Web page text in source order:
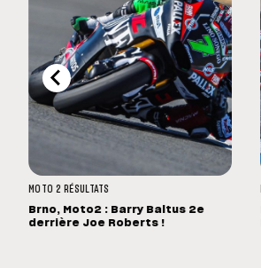
MOTO 2 RÉSULTATS
Brno, Moto2 : Barry Baltus 2e
derrière Joe Roberts !